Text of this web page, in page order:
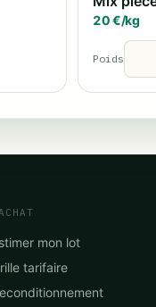
20€/kg
Poids
mon lot
tarifaire